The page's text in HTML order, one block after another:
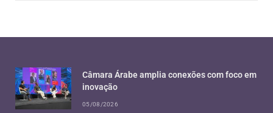
Câmara Árabe amplia conexões com foco em
inovação
05/08/2026